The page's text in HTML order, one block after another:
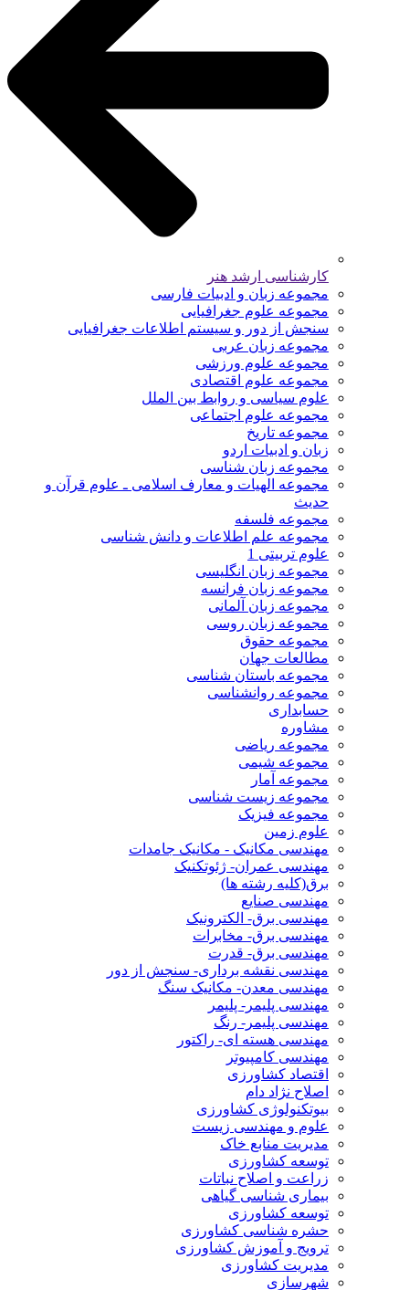
کارشناسی ارشد هنر
مجموعه زبان و ادبیات فارسی
مجموعه علوم جغرافیایی
سنجش از دور و سیستم اطلاعات جغرافیایی
مجموعه زبان عربی
مجموعه علوم ورزشی
مجموعه علوم اقتصادی
علوم سیاسی و روابط بین الملل
مجموعه علوم اجتماعی
مجموعه تاریخ
زبان و ادبیات اردو
مجموعه زبان شناسی
مجموعه الهیات و معارف اسلامی ـ علوم قرآن و
حدیث
مجموعه فلسفه
مجموعه علم اطلاعات و دانش شناسی
علوم تربیتی 1
مجموعه زبان انگلیسی
مجموعه زبان فرانسه
مجموعه زبان آلمانی
مجموعه زبان روسی
مجموعه حقوق
مطالعات جهان
مجموعه باستان شناسی
مجموعه روانشناسی
حسابداری
مشاوره
مجموعه ریاضی
مجموعه شیمی
مجموعه آمار
مجموعه زیست شناسی
مجموعه فیزیک
علوم زمین
مهندسی مکانیک - مکانیک جامدات
مهندسی عمران- ژئوتکنیک
برق(کلیه رشته ها)
مهندسی صنایع
مهندسی برق- الکترونیک
مهندسی برق- مخابرات
مهندسی برق- قدرت
مهندسی نقشه برداری- سنجش از دور
مهندسی معدن- مکانیک سنگ
مهندسی پلیمر- پلیمر
مهندسی پلیمر- رنگ
مهندسی هسته ای- راکتور
مهندسی کامپیوتر
اقتصاد کشاورزی
اصلاح نژاد دام
بیوتکنولوژی کشاورزی
علوم و مهندسی زیست
مدیریت منابع خاک
توسعه کشاورزی
زراعت و اصلاح نباتات
بیماری شناسی گیاهی
توسعه کشاورزی
حشره شناسی کشاورزی
ترویج و آموزش کشاورزی
مدیریت کشاورزی
شهرسازی